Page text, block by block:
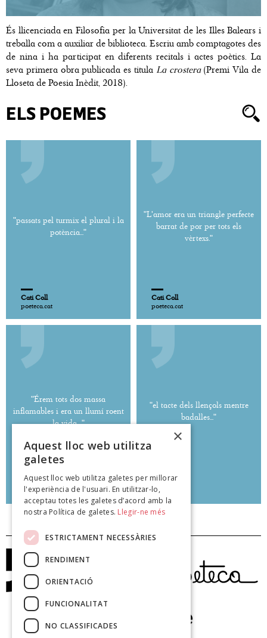
És llicenciada en Filosofia per la Universitat de les Illes Balears i
treballa com a auxiliar de biblioteca. Escriu amb comptagotes des
de nina i ha participat en diferents recitals i actes poètics. La
seva primera obra publicada es titula La crostera(Premi Vila de
Lloseta de Poesia Inèdit, 2018).
ELS POEMES
"passats pel turmix el plural i la
potència..."
Cati Coll
poeteca.cat
"L'amor era un triangle perfecte
barrat de por per tots els
vèrtexs."
Cati Coll
poeteca.cat
"Érem tots dos massa
inflamables i era un llumí roent
la vida...."
Cati Coll
poeteca.cat
"el tacte dels llençols mentre
badalles..."
Cati Coll
poeteca.cat
×
Aquest lloc web utilitza
galetes
Aquest lloc web utilitza galetes per millorar
l'experiència de l'usuari. En utilitzar-lo,
acceptau totes les galetes d’acord amb la
nostra Política de galetes. Llegir-ne més
ESTRICTAMENT NECESSÀRIES
RENDIMENT
ORIENTACIÓ
FUNCIONALITAT
NO CLASSIFICADES